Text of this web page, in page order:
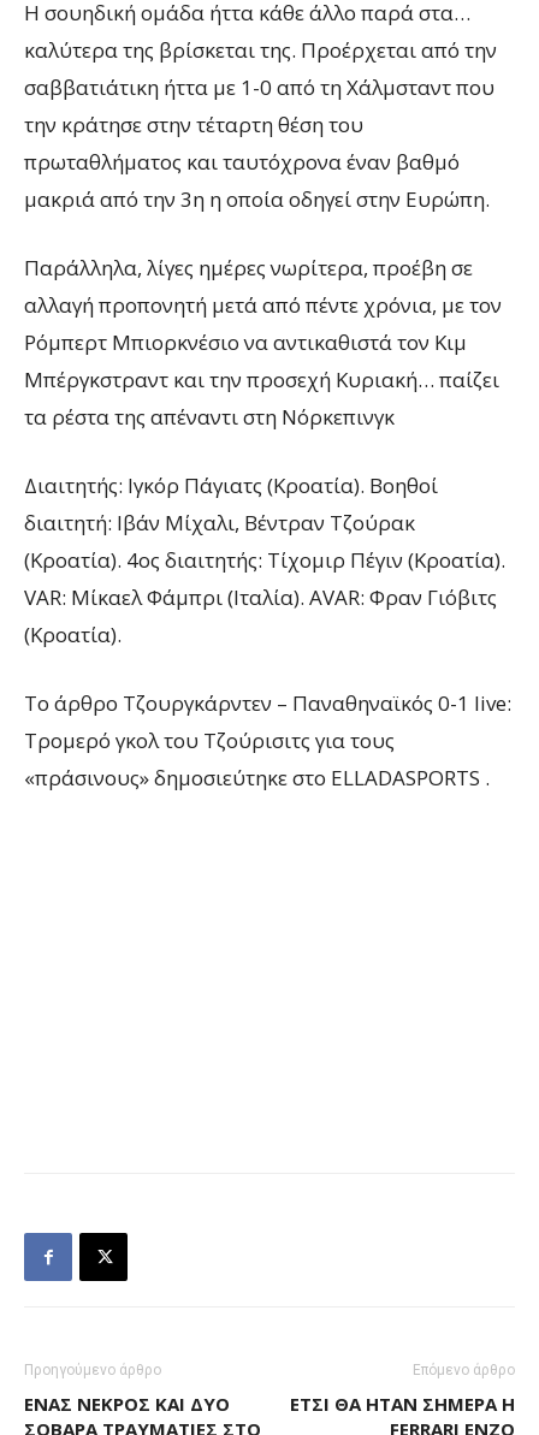
Η σουηδική ομάδα ήττα κάθε άλλο παρά στα…
καλύτερα της βρίσκεται της. Προέρχεται από την
σαββατιάτικη ήττα με 1-0 από τη Χάλμσταντ που
την κράτησε στην τέταρτη θέση του
πρωταθλήματος και ταυτόχρονα έναν βαθμό
μακριά από την 3η η οποία οδηγεί στην Ευρώπη.
Παράλληλα, λίγες ημέρες νωρίτερα, προέβη σε
αλλαγή προπονητή μετά από πέντε χρόνια, με τον
Ρόμπερτ Μπιορκνέσιο να αντικαθιστά τον Κιμ
Μπέργκστραντ και την προσεχή Κυριακή… παίζει
τα ρέστα της απέναντι στη Νόρκεπινγκ
Διαιτητής: Ιγκόρ Πάγιατς (Κροατία). Βοηθοί
διαιτητή: Ιβάν Μίχαλι, Βέντραν Τζούρακ
(Κροατία). 4ος διαιτητής: Τίχομιρ Πέγιν (Κροατία).
VAR: Μίκαελ Φάμπρι (Ιταλία). AVAR: Φραν Γιόβιτς
(Κροατία).
To άρθρο Τζουργκάρντεν – Παναθηναϊκός 0-1 live:
Τρομερό γκολ του Τζούρισιτς για τους
«πράσινους» δημοσιεύτηκε στο ELLADASPORTS .
Προηγούμενο άρθρο
ΈΝΑΣ ΝΕΚΡΌΣ ΚΑΙ ΔΥΟ
ΣΟΒΑΡΆ ΤΡΑΥΜΑΤΊΕΣ ΣΤΟ
Επόμενο άρθρο
ΈΤΣΙ ΘΑ ΉΤΑΝ ΣΉΜΕΡΑ Η
FERRARI ENZO